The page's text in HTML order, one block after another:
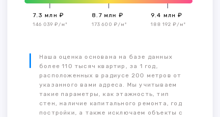
7.3 млн ₽
146 039 ₽/м²
8.7 млн ₽
173 600 ₽/м²
9.4 млн ₽
188 192 ₽/м²
Наша оценка основана на базе данных
более 110 тысяч квартир, за 1 год,
расположенных в радиусе 200 метров от
указанного вами адреса. Мы учитываем
такие параметры, как этажность, тип
стен, наличие капитального ремонта, год
постройки, а также исключаем объекты с